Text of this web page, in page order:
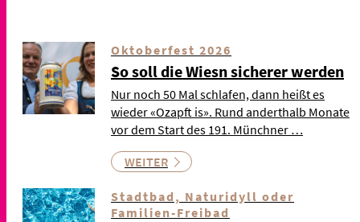
Oktoberfest 2026
So soll die Wiesn sicherer werden
Nur noch 50 Mal schlafen, dann heißt es
wieder «Ozapft is». Rund anderthalb Monate
vor dem Start des 191. Münchner …
WEITER
Stadtbad, Naturidyll oder
Familien-Freibad